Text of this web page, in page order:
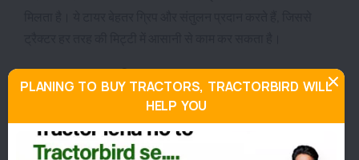
स्वराज 733 FE कीमत?
भारत में Swaraj 733 FE ट्रैक्टर की कीमत लगभग ₹5.27 लाख से
₹5.49 लाख के बीच है। यह कीमत इसके फीचर्स और प्रदर्शन को देखते
हुए काफी किफायती मानी जाती है, जिससे यह छोटे और मध्यम किसानों के
PLANING TO BUY TRACTORS, TRACTORBIRD WILL
HELP YOU